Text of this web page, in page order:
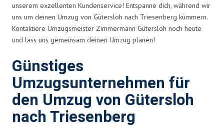
unserem exzellenten Kundenservice! Entspanne dich, während wir
uns um deinen Umzug von Gütersloh nach Triesenberg kümmern.
Kontaktiere Umzugsmeister Zimmermann Gütersloh noch heute
und lass uns gemeinsam deinen Umzug planen!
Günstiges
Umzugsunternehmen für
den Umzug von Gütersloh
nach Triesenberg